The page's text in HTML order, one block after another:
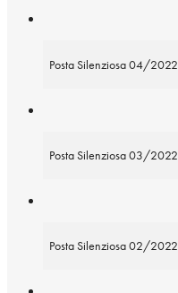
Posta Silenziosa 04/2022
Posta Silenziosa 03/2022
Posta Silenziosa 02/2022